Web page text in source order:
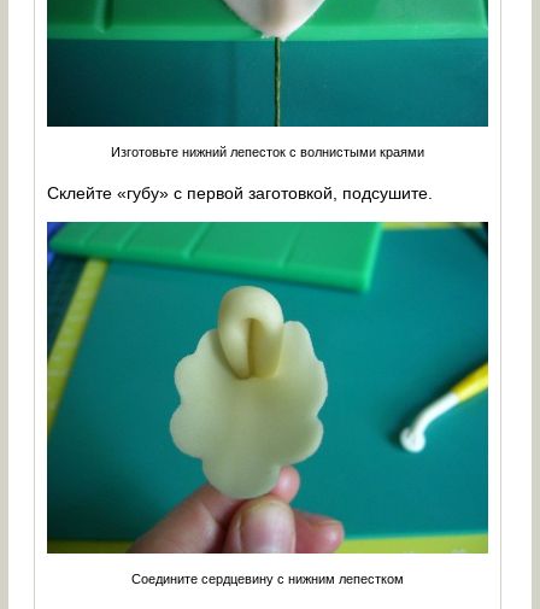
Изготовьте нижний лепесток с волнистыми краями
Склейте «губу» с первой заготовкой, подсушите.
Соедините сердцевину с нижним лепестком